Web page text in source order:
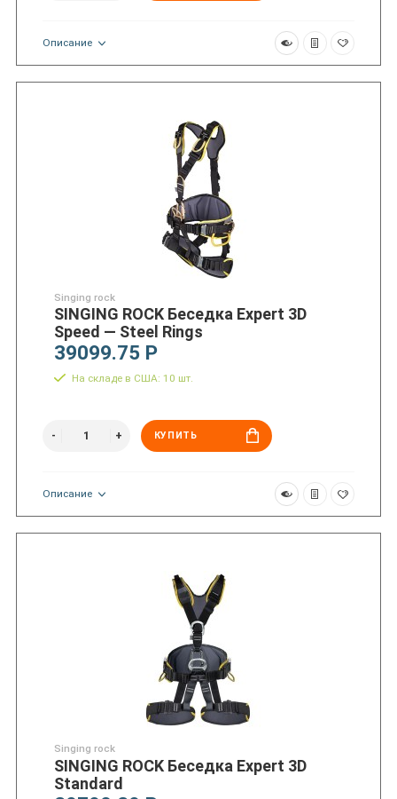
Описание
Singing rock
SINGING ROCK Беседка Expert 3D
Speed — Steel Rings
39099.75 Р
На складе в США: 10 шт.
КУПИТЬ
Описание
Singing rock
SINGING ROCK Беседка Expert 3D
Standard